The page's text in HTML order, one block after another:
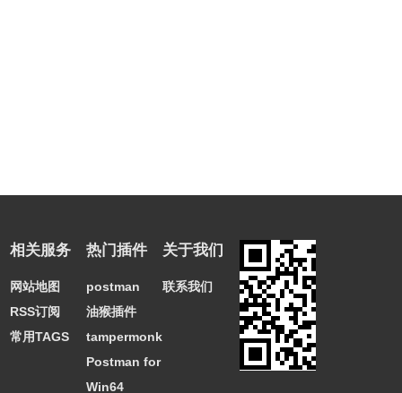
相关服务
网站地图
RSS订阅
常用TAGS
热门插件
postman
油猴插件
tampermonkey
Postman for
Win64
关于我们
联系我们